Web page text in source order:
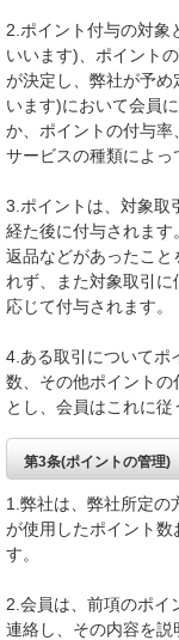
2.ポイント付与の対象
いいます)、ポイント
が決定し、弊社が予
います)において会員
か、ポイントの付与率
サービスの種類によっ
3.ポイントは、対象取
経た後に付与されます
返品などがあったこと
れず、また対象取引
応じて付与されます。
4.ある取引についてポ
数、その他ポイント
とし、会員はこれに従
第3条(ポイントの管理)
1.弊社は、弊社所定の
が使用したポイント数
す。
2.会員は、前項のポイ
連絡し、その内容を説